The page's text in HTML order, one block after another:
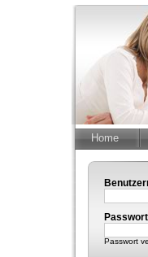
Home
Passwort